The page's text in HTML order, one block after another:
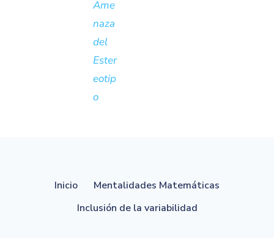
Ame
naza
del
Ester
eotip
o
Inicio
Mentalidades Matemáticas
Inclusión de la variabilidad